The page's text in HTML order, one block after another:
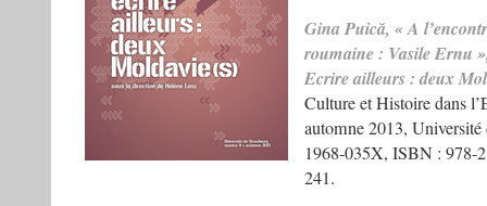
Gina Puică, « A
roumaine : Vasile Ernu
Ecrire ailleurs : deux
Culture et Histoire dans
automne 2013,
1968-035X, ISBN : 978-
241.